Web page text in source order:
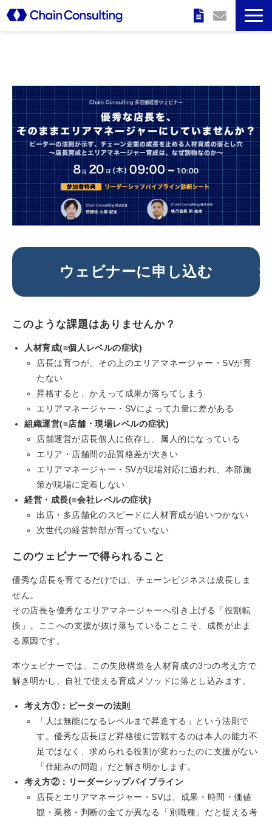
サービス
セミナー情報
ウェビナーに申し込む
このような課題はありませんか？
人材育成(=個人レベルの症状)
店長は育つが、その上のエリアマネージャー・SVが育
たない
昇格すると、かえって成果が落ちてしまう
エリアマネージャー・SVによって力量に差がある
組織運営(=店舗・現場レベルの症状)
店舗運営が店長個人に依存し、属人的になっている
エリア・店舗間の品質格差が大きい
エリアマネージャー・SVが現場対応に追われ、本部施
策が現場に定着しない
経営・成長(=会社レベルの症状)
出店・多店舗化のスピードに人材育成が追いつかない
次世代の経営幹部が育っていない
このウェビナーで得られること
優秀な店長を育てるだけでは、チェーンビジネスは成長しま
せん。
その店長を優秀なエリアマネージャーへ引き上げる「役割転
換」。ここへの支援が抜け落ちていることこそ、成長が止ま
る原因です。
本ウェビナーでは、この失敗構造を人材育成の3つの考え方で
解き明かし、自社で使える育成メソッドに落とし込みます。
考え方①：ピーターの法則
「人は無能になるレベルまで昇進する」という法則で
す。優秀な店長ほど昇格後に苦戦するのは本人の能力不
足ではなく、求められる役割が変わったのに支援がない
「仕組みの問題」だと解き明かします。
考え方②：リーダーシップパイプライン
店長とエリアマネージャー・SVは、成果・時間・価値
観・業務・判断の全てが異なる「別職種」だと捉える考